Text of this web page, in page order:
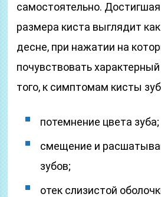
самостоятельно. Достигшая
размера киста выглядит как
десне, при нажатии на
почувствовать
того, к симптомам кисты
потемнение цвета зуба;
смещение и
зубов;
отек слизистой